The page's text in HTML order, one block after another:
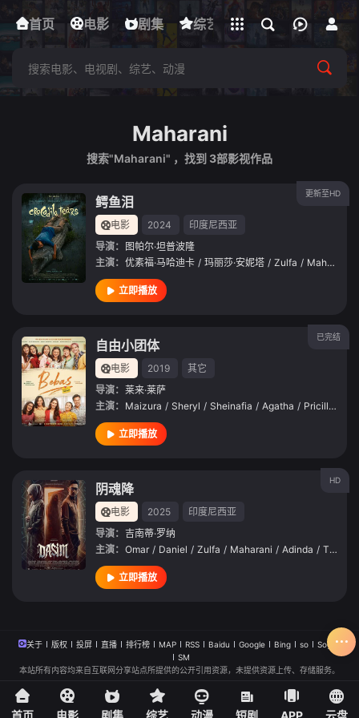
首页 电影 剧集 综艺 动漫 短剧
下载客户端
立即登录
Maharani
搜索"Maharani" ，找到 3部影视作品
更新至HD
鳄鱼泪
电影 2024
印度尼西亚
导演：
图帕尔·坦普波隆
主演： 优素福·马哈迪卡 / 玛丽莎·安妮塔 / Zulfa / Maharani
立即播放
已完结
自由小团体
电影 2019
其它
导演： 莱来·莱萨
主演： Maizura / Sheryl / Sheinafia / Agatha / Pricilla
立即播放
HD
阴魂降
电影 2025
印度尼西亚
导演： 吉南蒂·罗纳
主演： Omar / Daniel / Zulfa / Maharani / Adinda / Thomas
立即播放
关于 版权 投屏 直播 排行榜 MAP RSS Baidu Google Bing so
Sogou
SM
本站所有内容均来自互联网分享站点所提供的公开引用资源，未提供资源上传、存储服务。
首页 电影 剧集 综艺 动漫 短剧 APP 云盘